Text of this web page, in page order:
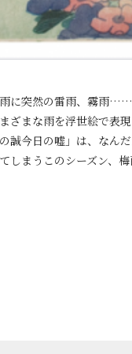
に突然の雷雨、霧雨……
ざまな雨を浮世絵で表
誠今日の嘘」は、なん
しまうこのシーズン、